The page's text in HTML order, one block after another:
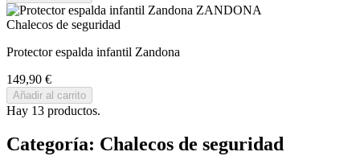
Chalecos de seguridad
Protector espalda infantil Zandona
149,90 €
Añadir al carrito
Hay 13 productos.
Categoría: Chalecos de seguridad